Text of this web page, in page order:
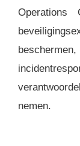
Operations
nemen.